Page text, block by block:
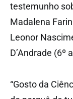
testemunho
Madalena
Leonor
D’Andrade (6º
“Gosto da